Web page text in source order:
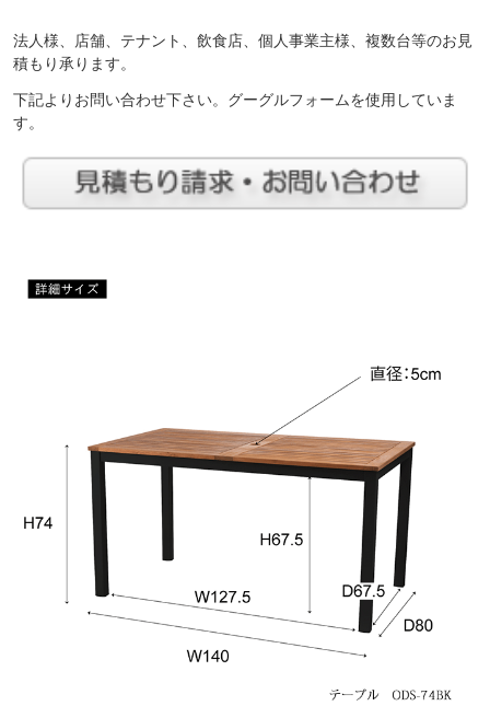
法人様、店舗、テナント、飲食店、個人事業主様、複数台等のお見
積もり承ります。
下記よりお問い合わせ下さい。グーグルフォームを使用していま
す。